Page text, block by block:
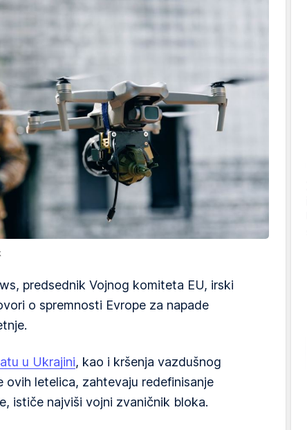
predsednik Vojnog komiteta EU, irski
o spremnosti Evrope za napade
u Ukrajini, kao i kršenja vazdušnog
ovih letelica, zahtevaju redefinisanje
ističe najviši vojni zvaničnik bloka.